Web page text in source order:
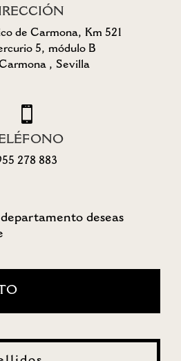
de Carmona, Km 521
5, módulo B
, Sevilla

278 883
deseas